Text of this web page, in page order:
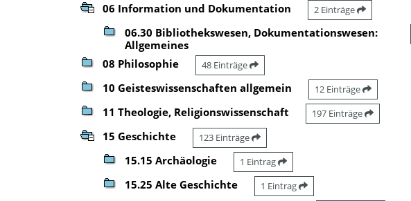
06 Information und Dokumentation 2 Einträge
06.30 Bibliothekswesen, Dokumentationswesen:
Allgemeines
08 Philosophie 48 Einträge
10 Geisteswissenschaften allgemein 12 Einträge
11 Theologie, Religionswissenschaft 197 Einträge
15 Geschichte 123 Einträge
15.15 Archäologie 1 Eintrag
15.25 Alte Geschichte 1 Eintrag